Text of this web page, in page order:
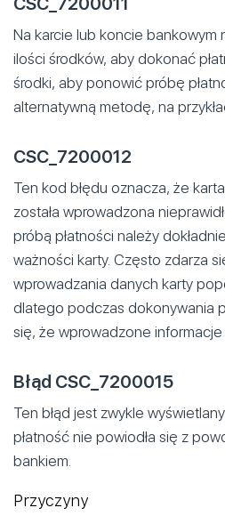
Na karcie lub koncie bankowym
ilości środków, aby dokonać
środki, aby ponowić próbę
alternatywną metodę, na
CSC_7200012
Ten kod błędu oznacza, że
została wprowadzona
próbą płatności należy
ważności karty. Często zdarza
wprowadzania danych karty
dlatego podczas dokonywania
się, że wprowadzone informacje
Błąd CSC_7200015
Ten błąd jest zwykle
płatność nie powiodła się z
bankiem.
Przyczyny